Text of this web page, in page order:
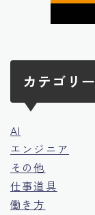
カテゴリー
AI
エンジニア
その他
仕事道具
働き方